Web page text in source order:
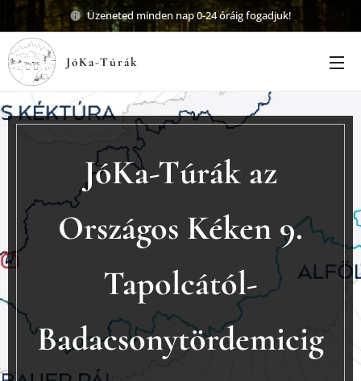
Üzeneted minden nap 0-24 óráig fogadjuk!
JóKa-Túrák
JóKa-Túrák az
Országos Kéken 9.
Tapolcától-
Badacsonytördemicig